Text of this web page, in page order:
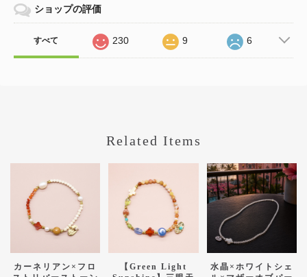
ショップの評価
すべて 230 9 6
Related Items
カーネリアン×フロ
【Green Light
水晶×ホワイトシェ